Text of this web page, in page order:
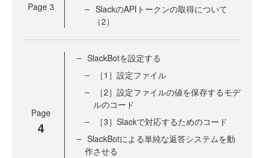
Page 3
SlackのAPIトークンの取得について
（2）
Page
4
SlackBotを設定する
［1］設定ファイル
［2］設定ファイルの値を保存するモデ
ルのコード
［3］Slackで対応するためのコード
SlackBotによる単純な返答システムを動
作させる